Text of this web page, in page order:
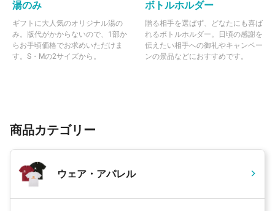
湯のみ
ギフトに大人気のオリジナル湯の
み。版代がかからないので、1部か
らお手頃価格でお求めいただけま
す。S・Mの2サイズから。
ボトルホルダー
贈る相手を選ばず、どなたにも喜ば
れるボトルホルダー。日頃の感謝を
伝えたい相手への御礼やキャンペー
ンの景品などにおすすめです。
商品カテゴリー
ウェア・アパレル